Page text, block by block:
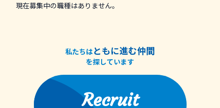
現在募集中の職種はありません。
私たちはともに進む仲間
を探しています
Recruit